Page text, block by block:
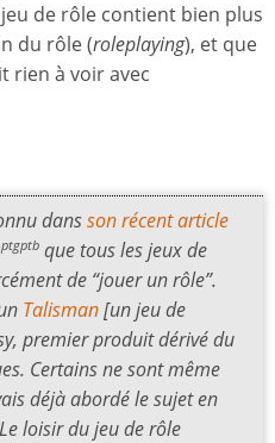
de rôle contient bien plus
du rôle (roleplaying), et que
rien à voir avec
dansson récent article
ptgptb que tous les jeux de
de “jouer un rôle”.
Talisman[un jeu de
premier produit dérivé du
Certains ne sont même
déjà abordé le sujet en
loisir du jeu de rôle